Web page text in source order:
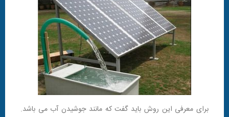
برای معرفی این روش باید گفت که مانند جوشیدن آب می باشد.